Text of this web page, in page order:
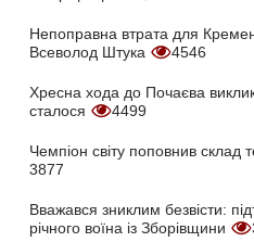
Непоправна втрата для
Всеволод Штука
4546
Хресна хода до Почаєва
сталося
4499
Чемпіон світу поповнив склад
3877
Вважався зниклим безвісти:
річного воїна із Зборівщини